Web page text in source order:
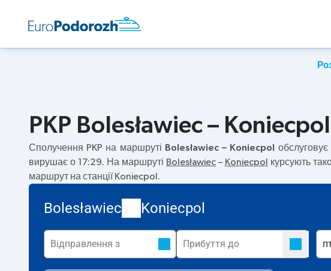
PKP Bolesławiec –
Сполучення PKP на маршруті Bolesławiec – Koniecpol
вирушає о 17:29. На маршруті Bolesławiec– Koniecpol курсують
маршрут на станції Koniecpol.
Bolesławiec Koniecpol